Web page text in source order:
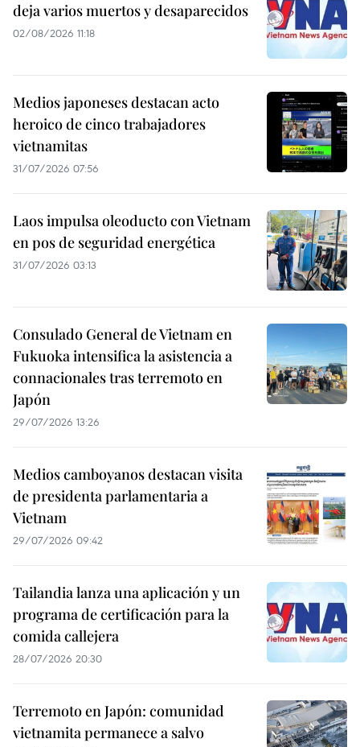
deja varios muertos y desaparecidos
02/08/2026 11:18
Medios japoneses destacan acto
heroico de cinco trabajadores
vietnamitas
31/07/2026 07:56
Laos impulsa oleoducto con Vietnam
en pos de seguridad energética
31/07/2026 03:13
Consulado General de Vietnam en
Fukuoka intensifica la asistencia a
connacionales tras terremoto en
Japón
29/07/2026 13:26
Medios camboyanos destacan visita
de presidenta parlamentaria a
Vietnam
29/07/2026 09:42
Tailandia lanza una aplicación y un
programa de certificación para la
comida callejera
28/07/2026 20:30
Terremoto en Japón: comunidad
vietnamita permanece a salvo